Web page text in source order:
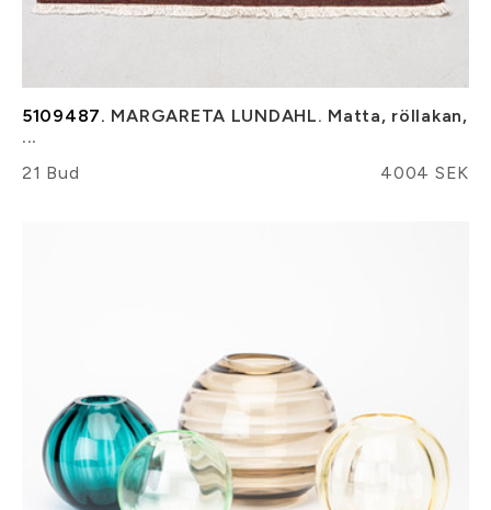
5109487. MARGARETA LUNDAHL. Matta, röllakan,
...
21 Bud
4004 SEK